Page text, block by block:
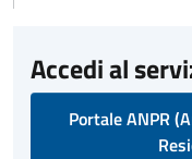
Accedi al
Portale ANPR